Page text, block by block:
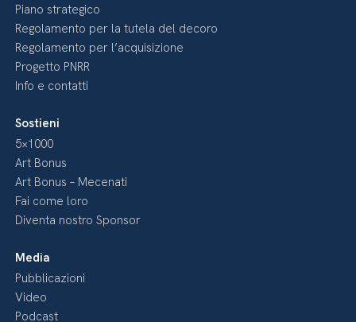
Piano strategico
Regolamento per la tutela del decoro
Regolamento per l’acquisizione
Progetto PNRR
Info e contatti
Sostieni
5×1000
Art Bonus
Art Bonus – Mecenati
Fai come loro
Diventa nostro Sponsor
Media
Pubblicazioni
Video
Podcast